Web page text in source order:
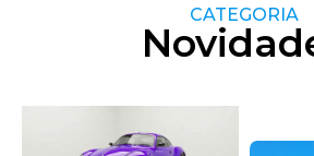
CATEGORIA